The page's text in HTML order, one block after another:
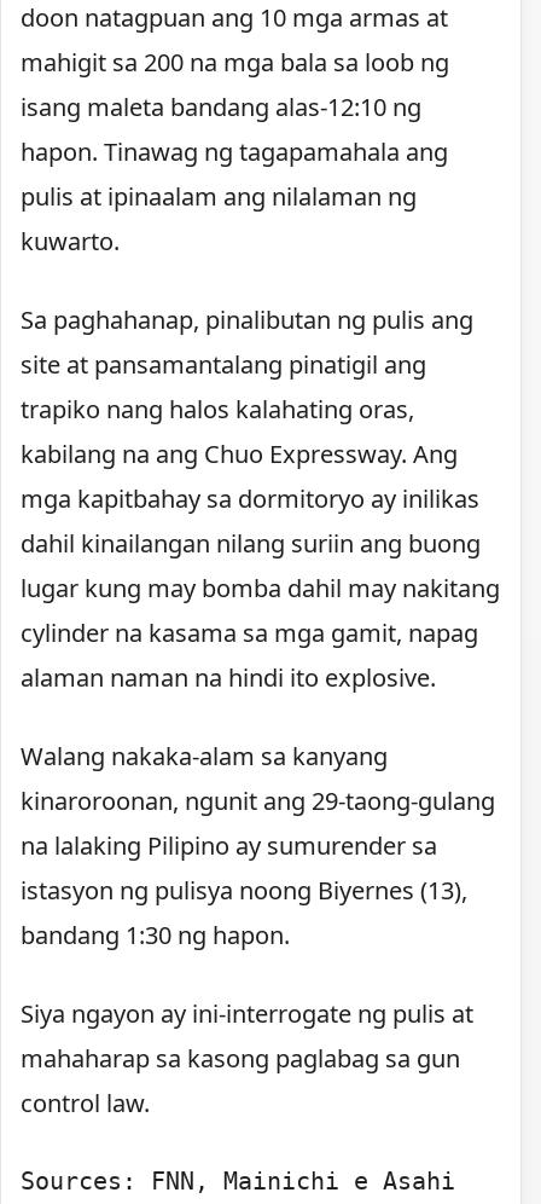
doon natagpuan ang 10 mga armas at
mahigit sa 200 na mga bala sa loob ng
isang maleta bandang alas-12:10 ng
hapon. Tinawag ng tagapamahala ang
pulis at ipinaalam ang nilalaman ng
kuwarto.
Sa paghahanap, pinalibutan ng pulis ang
site at pansamantalang pinatigil ang
trapiko nang halos kalahating oras,
kabilang na ang Chuo Expressway. Ang
mga kapitbahay sa dormitoryo ay inilikas
dahil kinailangan nilang suriin ang buong
lugar kung may bomba dahil may nakitang
cylinder na kasama sa mga gamit, napag
alaman naman na hindi ito explosive.
Walang nakaka-alam sa kanyang
kinaroroonan, ngunit ang 29-taong-gulang
na lalaking Pilipino ay sumurender sa
istasyon ng pulisya noong Biyernes (13),
bandang 1:30 ng hapon.
Siya ngayon ay ini-interrogate ng pulis at
mahaharap sa kasong paglabag sa gun
control law.
Sources: FNN, Mainichi e Asahi